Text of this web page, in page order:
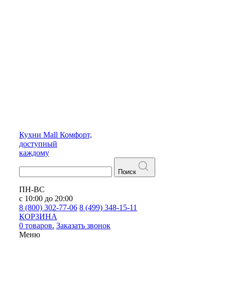
Кухни Mall Комфорт,
доступный
каждому
Поиск
ПН-ВС
с 10:00 до 20:00
8 (800) 302-77-06 8 (499) 348-15-11
КОРЗИНА
0 товаров. Заказать звонок
Меню